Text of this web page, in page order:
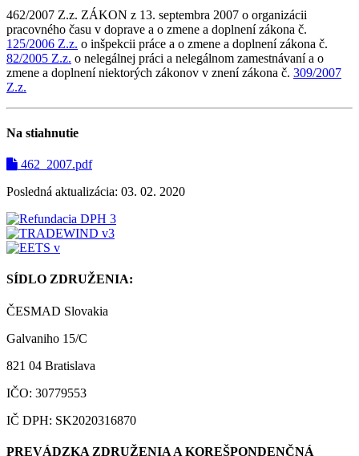
462/2007 Z.z. ZÁKON z 13. septembra 2007 o organizácii
pracovného času v doprave a o zmene a doplnení zákona č.
125/2006 Z.z. o inšpekcii práce a o zmene a doplnení zákona č.
82/2005 Z.z. o nelegálnej práci a nelegálnom zamestnávaní a o
zmene a doplnení niektorých zákonov v znení zákona č. 309/2007
Z.z.
Na stiahnutie
462_2007.pdf
Posledná aktualizácia: 03. 02. 2020
SÍDLO ZDRUŽENIA:
ČESMAD Slovakia
Galvaniho 15/C
821 04 Bratislava
IČO: 30779553
IČ DPH: SK2020316870
PREVÁDZKA ZDRUŽENIA A KOREŠPONDENČNÁ